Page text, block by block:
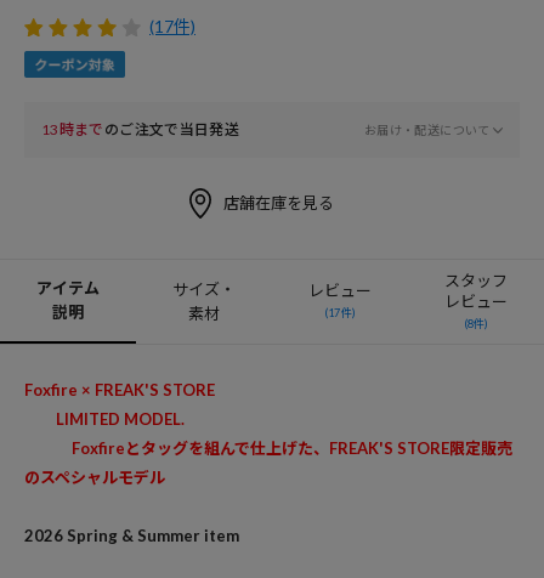
(17件)
13時まで のご注文で当日発送 お届け・配送について
店舗在庫を見る
アイテム
説明
サイズ・
素材
レビュー
(17件)
スタッフ
レビュー
(8件)
Foxfire × FREAK'S STORE
LIMITED MODEL.
Foxfireとタッグを組んで仕上げた、FREAK'S STORE限定販売
のスペシャルモデル
2026 Spring & Summer item